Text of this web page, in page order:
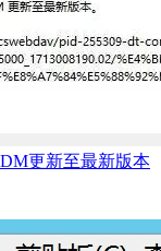
更新至最新版本